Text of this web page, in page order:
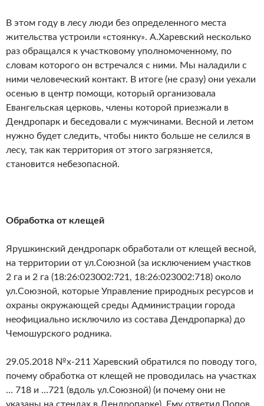
В этом году в лесу люди без определенного места
жительства устроили «стоянку». А.Харевский несколько
раз обращался к участковому уполномоченному, по
словам которого он встречался с ними. Мы наладили с
ними человеческий контакт. В итоге (не сразу) они уехали
осенью в центр помощи, который организовала
Евангельская церковь, члены которой приезжали в
Дендропарк и беседовали с мужчинами. Весной и летом
нужно будет следить, чтобы никто больше не селился в
лесу, так как территория от этого загрязняется,
становится небезопасной.
Обработка от клещей
Ярушкинский дендропарк обработали от клещей весной,
на территории от ул.Союзной (за исключением участков
2 га и 2 га (18:26:023002:721, 18:26:023002:718) около
ул.Союзной, которые Управление природных ресурсов и
охраны окружающей среды Администрации города
неофициально исключило из состава Дендропарка) до
Чемошурского родника.
29.05.2018 №х-211 Харевский обратился по поводу того,
почему обработка от клещей не проводилась на участках
… 718 и …721 (вдоль ул.Союзной) (и почему они не